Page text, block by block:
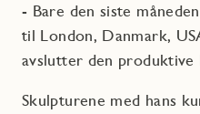
- Bare den siste
til London, Danmark,
avslutter den produktive
Skulpturene med hans